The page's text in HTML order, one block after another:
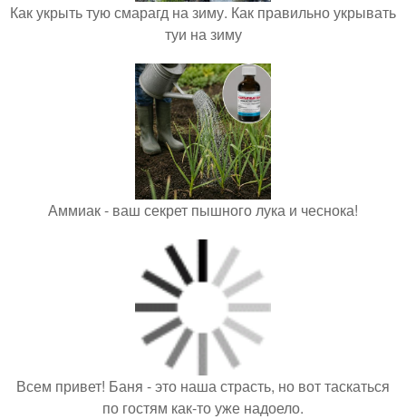
Как укрыть тую смарагд на зиму. Как правильно укрывать
туи на зиму
Аммиак - ваш секрет пышного лука и чеснока!
Всем привет! Баня - это наша страсть, но вот таскаться
по гостям как-то уже надоело.